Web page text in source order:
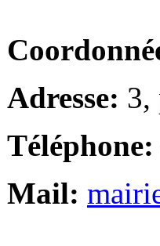
Adresse: 3,
Téléphone:
Mail: